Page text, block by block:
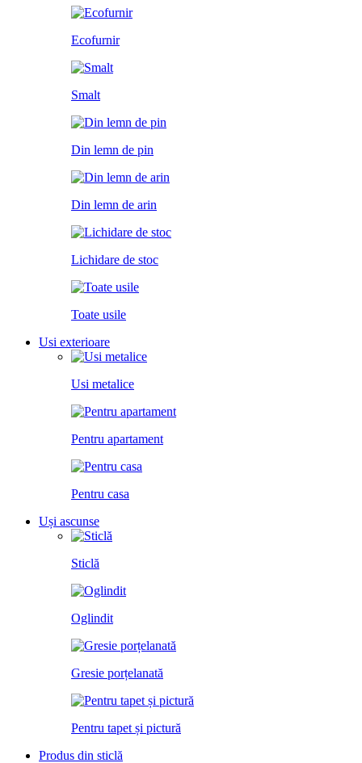
Ecofurnir
Smalt
Din lemn de pin
Din lemn de arin
Lichidare de stoc
Toate usile
Usi exterioare
Usi metalice
Pentru apartament
Pentru casa
Uși ascunse
Sticlă
Oglindit
Gresie porțelanată
Pentru tapet și pictură
Produs din sticlă